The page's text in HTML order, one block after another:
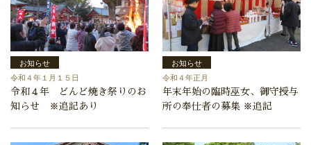
お知らせ
令和４年１月１５日
令和４年 どんど焼き祭りのお
知らせ ※追記あり
お知らせ
令和４年正月
年末年始の臨時巫女、御守授与
所の奉仕者の募集 ※追記